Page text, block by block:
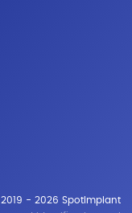
- 2026 SpotImplant